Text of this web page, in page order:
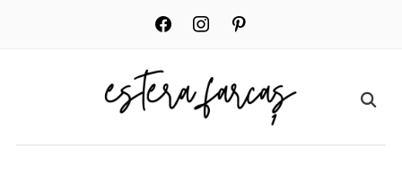
facebook instagrampinterest